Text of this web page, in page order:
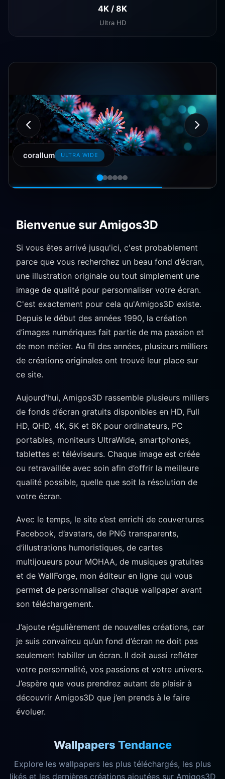
4K / 8K
Ultra HD
sand desert STANDARDS (4:3)
Bienvenue sur Amigos3D
Si vous êtes arrivé jusqu'ici, c'est probablement
parce que vous recherchez un beau fond d’écran,
une illustration originale ou tout simplement une
image de qualité pour personnaliser votre écran.
C'est exactement pour cela qu'Amigos3D existe.
Depuis le début des années 1990, la création
d’images numériques fait partie de ma passion et
de mon métier. Au fil des années, plusieurs milliers
de créations originales ont trouvé leur place sur
ce site.
Aujourd’hui, Amigos3D rassemble plusieurs milliers
de fonds d’écran gratuits disponibles en HD, Full
HD, QHD, 4K, 5K et 8K pour ordinateurs, PC
portables, moniteurs UltraWide, smartphones,
tablettes et téléviseurs. Chaque image est créée
ou retravaillée avec soin afin d’offrir la meilleure
qualité possible, quelle que soit la résolution de
votre écran.
Avec le temps, le site s’est enrichi de couvertures
Facebook, d’avatars, de PNG transparents,
d’illustrations humoristiques, de cartes
multijoueurs pour MOHAA, de musiques gratuites
et de WallForge, mon éditeur en ligne qui vous
permet de personnaliser chaque wallpaper avant
son téléchargement.
J’ajoute régulièrement de nouvelles créations, car
je suis convaincu qu’un fond d’écran ne doit pas
seulement habiller un écran. Il doit aussi refléter
votre personnalité, vos passions et votre univers.
J’espère que vous prendrez autant de plaisir à
découvrir Amigos3D que j’en prends à le faire
évoluer.
Wallpapers Tendance
Explore les wallpapers les plus téléchargés, les plus
likés et les dernières créations ajoutées sur Amigos3D